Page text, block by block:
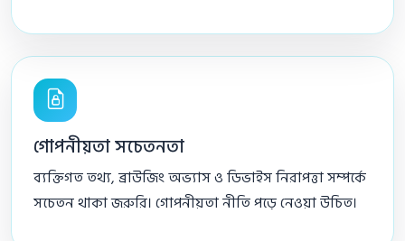
গোপনীয়তা সচেতনতা
ব্যক্তিগত তথ্য, ব্রাউজিং অভ্যাস ও ডিভাইস নিরাপত্তা সম্পর্কে
সচেতন থাকা জরুরি। গোপনীয়তা নীতি পড়ে নেওয়া উচিত।